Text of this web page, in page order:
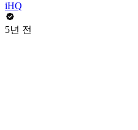
iHQ
5년 전